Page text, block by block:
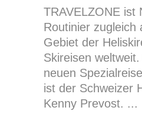
TRAVELZONE ist
Routinier zugleich
Gebiet der
Skireisen
neuen
ist der Schweizer
Kenny Prevost.